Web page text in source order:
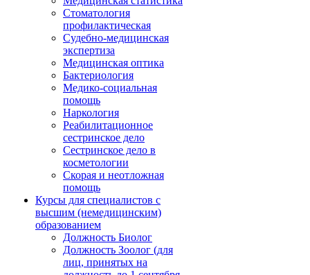
Стоматология
профилактическая
Судебно-медицинская
экспертиза
Медицинская оптика
Бактериология
Медико-социальная
помощь
Наркология
Реабилитационное
сестринское дело
Сестринское дело в
косметологии
Скорая и неотложная
помощь
Курсы для специалистов с
высшим (немедицинским)
образованием
Должность Биолог
Должность Зоолог (для
лиц, принятых на